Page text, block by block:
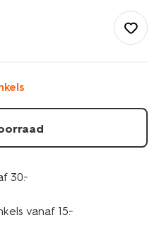
30.-
vanaf 15.-